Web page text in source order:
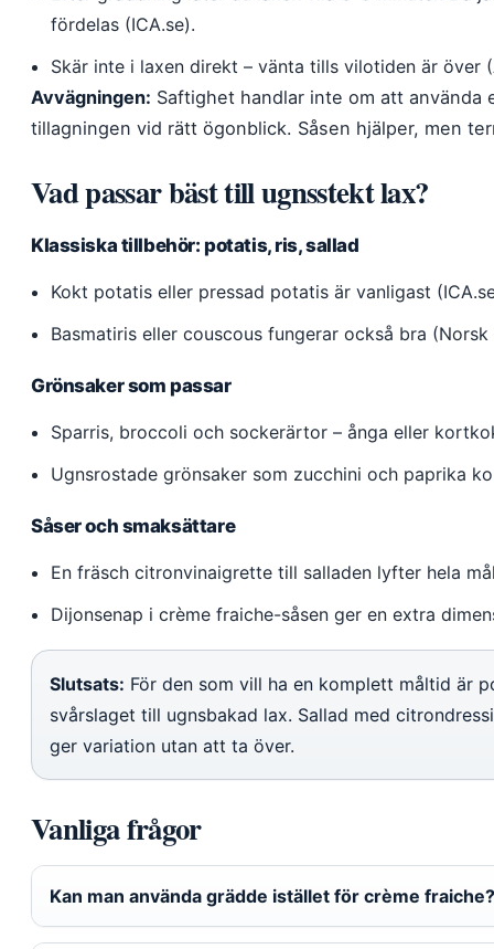
fördelas (ICA.se).
Skär inte i laxen direkt – vänta tills vilotiden är över
Avvägningen: Saftighet handlar inte om att
tillagningen vid rätt ögonblick. Såsen hjälper, men
Vad passar bäst till ugnsstekt lax?
Klassiska tillbehör: potatis, ris, sallad
Kokt potatis eller pressad potatis är vanligast
Basmatiris eller couscous fungerar också bra (Norsk
Grönsaker som passar
Sparris, broccoli och sockerärtor – ånga eller
Ugnsrostade grönsaker som zucchini och paprika
Såser och smaksättare
En fräsch citronvinaigrette till salladen lyfter hela
Dijonsenap i crème fraiche-såsen ger en extra
Slutsats: För den som vill ha en komplett måltid är
svårslaget till ugnsbakad lax. Sallad med
ger variation utan att ta över.
Vanliga frågor
Kan man använda grädde istället för crème fraiche?